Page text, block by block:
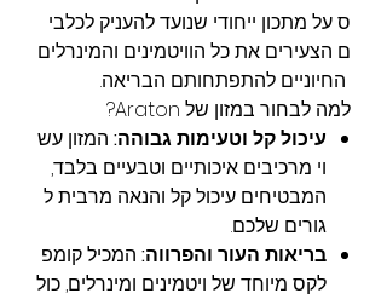
ס על מתכון ייחודי שנועד להעניק לכלבי
ם הצעירים את כל הוויטמינים והמינרלים
החיוניים להתפתחותם הבריאה.
למה לבחור במזון של Araton?
עיכול קל וטעימות גבוהה: המזון עש
וי מרכיבים איכותיים וטבעיים בלבד,
המבטיחים עיכול קל והנאה מרבית ל
גורים שלכם.
בריאות העור והפרווה: המכיל קומפ
לקס מיוחד של ויטמינים ומינרלים, כול